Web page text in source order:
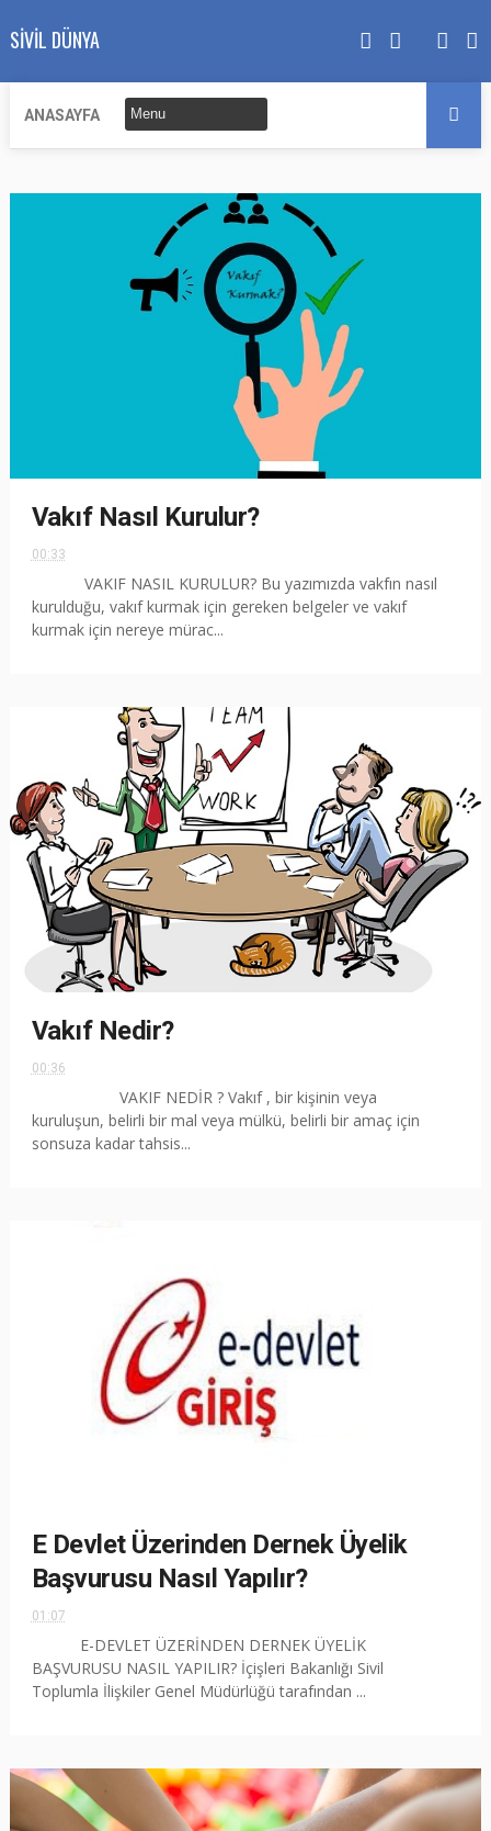
SIVIL DÜNYA
ANASAYFA
Vakıf Nasıl Kurulur?
00:33
VAKIF NASIL KURULUR? Bu yazımızda vakfın nasıl
kurulduğu, vakıf kurmak için gereken belgeler ve vakıf
kurmak için nereye mürac...
Vakıf Nedir?
00:36
VAKIF NEDİR ? Vakıf , bir kişinin veya
kuruluşun, belirli bir mal veya mülkü, belirli bir amaç için
sonsuza kadar tahsis...
E Devlet Üzerinden Dernek Üyelik
Başvurusu Nasıl Yapılır?
01:07
E-DEVLET ÜZERİNDEN DERNEK ÜYELİK
BAŞVURUSU NASIL YAPILIR? İçişleri Bakanlığı Sivil
Toplumla İlişkiler Genel Müdürlüğü tarafından ...